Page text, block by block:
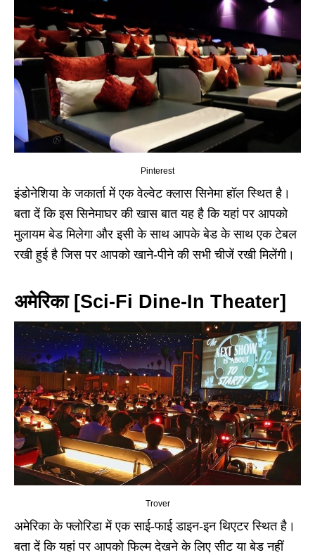
Pinterest
इंडोनेशिया के जकार्ता में एक वेल्वेट क्लास सिनेमा हॉल स्थित है।
बता दें कि इस सिनेमाघर की खास बात यह है कि यहां पर आपको
मुलायम बेड मिलेगा और इसी के साथ आपके बेड के साथ एक टेबल
रखी हुई है जिस पर आपको खाने-पीने की सभी चीजें रखी मिलेंगी।
अमेरिका [Sci-Fi Dine-In Theater]
Trover
अमेरिका के फ्लोरिडा में एक साई-फाई डाइन-इन थिएटर स्थित है।
बता दें कि यहां पर आपको फिल्म देखने के लिए सीट या बेड नहीं